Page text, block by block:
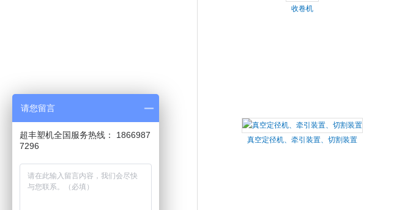
收卷机
真空定径机、牵引装置、切割装置
请您留言
超丰塑机全国服务热线： 1866987
7296